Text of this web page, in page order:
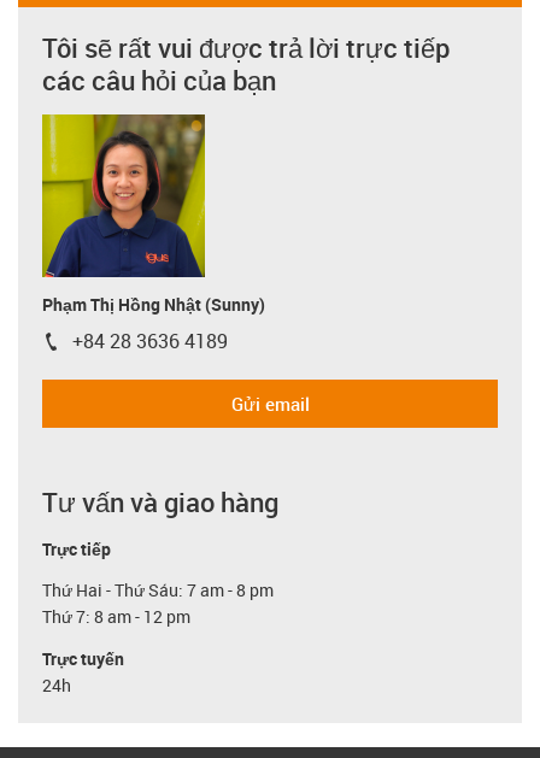
Tôi sẽ rất vui được trả lời trực tiếp
các câu hỏi của bạn
Phạm Thị Hồng Nhật (Sunny)
igus-icon-phone
+84 28 3636 4189
Gửi email
Tư vấn và giao hàng
Trực tiếp
Thứ Hai - Thứ Sáu: 7 am - 8 pm
Thứ 7: 8 am - 12 pm
Trực tuyến
24h